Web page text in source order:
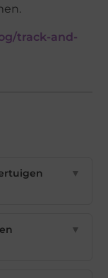
track-and-
▼
▼